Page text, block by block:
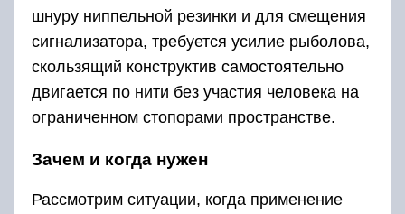
шнуру ниппельной резинки и для смещения
сигнализатора, требуется усилие рыболова,
скользящий конструктив самостоятельно
двигается по нити без участия человека на
ограниченном стопорами пространстве.
Зачем и когда нужен
Рассмотрим ситуации, когда применение